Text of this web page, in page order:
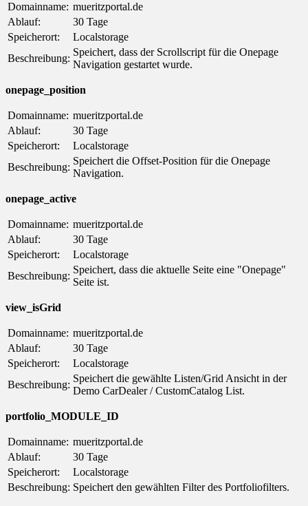
Domainname: mueritzportal.de
Ablauf:
30 Tage
Speicherort:
Localstorage
Beschreibung:
Speichert, dass der Scrollscript für die Onepage
Navigation gestartet wurde.
onepage_position
Domainname: mueritzportal.de
Ablauf:
30 Tage
Speicherort:
Localstorage
Beschreibung:
Speichert die Offset-Position für die Onepage
Navigation.
onepage_active
Domainname: mueritzportal.de
Ablauf:
30 Tage
Speicherort:
Localstorage
Beschreibung:
Speichert, dass die aktuelle Seite eine "Onepage"
Seite ist.
view_isGrid
Domainname: mueritzportal.de
Ablauf:
30 Tage
Speicherort:
Localstorage
Beschreibung:
Speichert die gewählte Listen/Grid Ansicht in der
Demo CarDealer / CustomCatalog List.
portfolio_MODULE_ID
Domainname: mueritzportal.de
Ablauf:
30 Tage
Speicherort:
Localstorage
Beschreibung: Speichert den gewählten Filter des Portfoliofilters.